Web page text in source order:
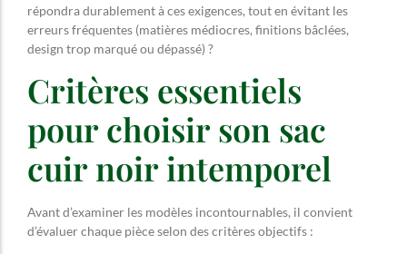
répondra durablement à ces exigences, tout en évitant les
erreurs fréquentes (matières médiocres, finitions bâclées,
design trop marqué ou dépassé) ?
Critères essentiels
pour choisir son sac
cuir noir intemporel
Avant d’examiner les modèles incontournables, il convient
d’évaluer chaque pièce selon des critères objectifs :